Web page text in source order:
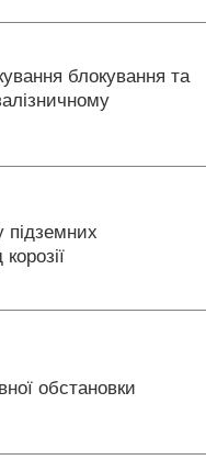
блокування та
підземних
обстановки